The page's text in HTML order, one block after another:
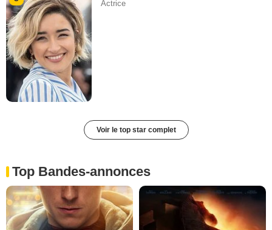
Actrice
Voir le top star complet
Top Bandes-annonces